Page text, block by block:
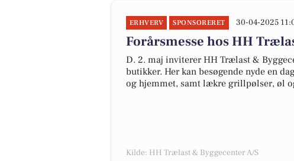
ERHVERV SPONSORERET 30-04-2025
Forårsmesse hos HH
D. 2. maj inviterer HH Trælast &
butikker. Her kan besøgende nyde en
og hjemmet, samt lækre grillpølser, øl
Kilde: HH Trælast & Byggecenter A/S